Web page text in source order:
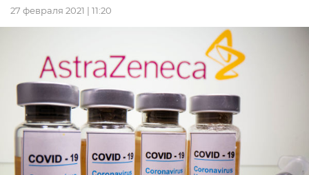
27 февраля 2021 | 11:20